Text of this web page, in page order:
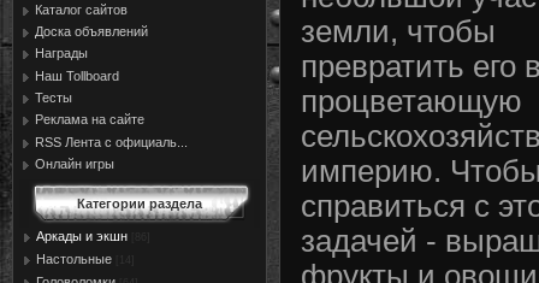
Каталог сайтов
Доска объявлений
Награды
Наш Tollboard
Тесты
Реклама на сайте
RSS Лента с официаль...
Онлайн игры
Категории раздела
Аркады и экшн
Настольные
земли, чтобы
превратить его
процветающую
империю.
справиться с
задачей -
фрукты и